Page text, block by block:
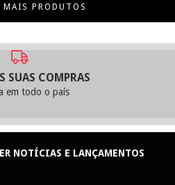
MAIS PRODUTOS
SUAS COMPRAS
em todo o país
NOTÍCIAS E LANÇAMENTOS